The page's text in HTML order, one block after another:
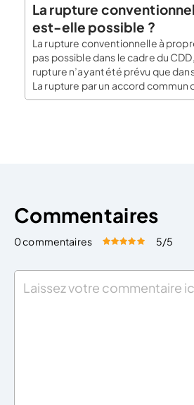
La rupture
est-elle possible ?
La rupture conventionnelle à
pas possible dans le cadre du
rupture n’ayant été prévu que
La rupture par un accord commun
différencie de la rupture
Commentaires
0 commentaires Évaluez cet article:
5/5